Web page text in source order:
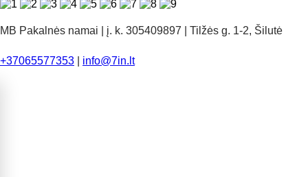
MB Pakalnės namai | į. k. 305409897 | Tilžės g. 1-2, Šilutė
+37065577353 info@7in.lt